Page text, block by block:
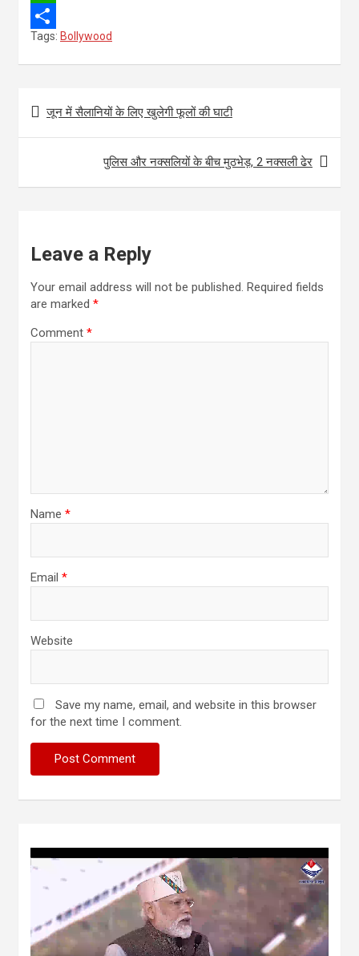
e
b
o
k
t
t
r
m
a
i
W
h
a
s
S
h
r
Tags: Bollywood
Post
navigation
जून में सैलानियों के लिए खुलेगी फूलों की घाटी
पुलिस और नक्सलियों के बीच मुठभेड़, 2 नक्सली ढेर
Leave a Reply
Your email address will not be published. Required fields
are marked *
Comment *
Name *
Email *
Website
Save my name, email, and website in this browser
for the next time I comment.